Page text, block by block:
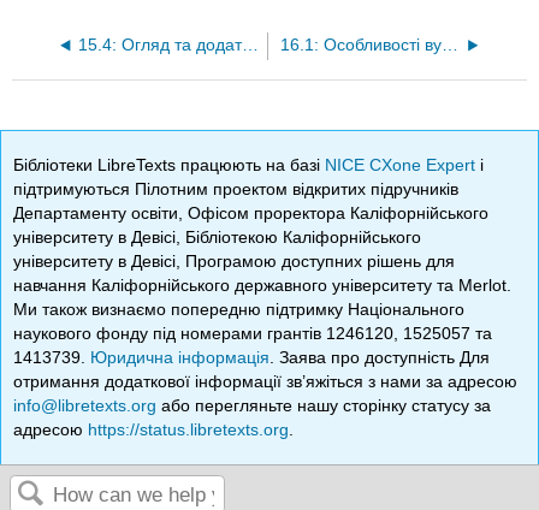
15.4: Огляд та додаткові ресурси 16.1: Особливості вулканів
Бібліотеки LibreTexts працюють на базі NICE CXone Expert і
підтримуються Пілотним проектом відкритих підручників
Департаменту освіти, Офісом проректора Каліфорнійського
університету в Девісі, Бібліотекою Каліфорнійського
університету в Девісі, Програмою доступних рішень для
навчання Каліфорнійського державного університету та Merlot.
Ми також визнаємо попередню підтримку Національного
наукового фонду під номерами грантів 1246120, 1525057 та
1413739. Юридична інформація . Заява про доступність Для
отримання додаткової інформації зв’яжіться з нами за адресою
info@libretexts.org або перегляньте нашу сторінку статусу за
адресою https://status.libretexts.org